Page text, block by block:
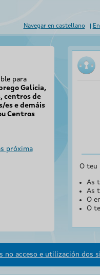
Navegar en castellano
para
Galicia,
centros de
es e demáis
Centros
próxima
O teu
As
As
O
O
no acceso e utilización dos